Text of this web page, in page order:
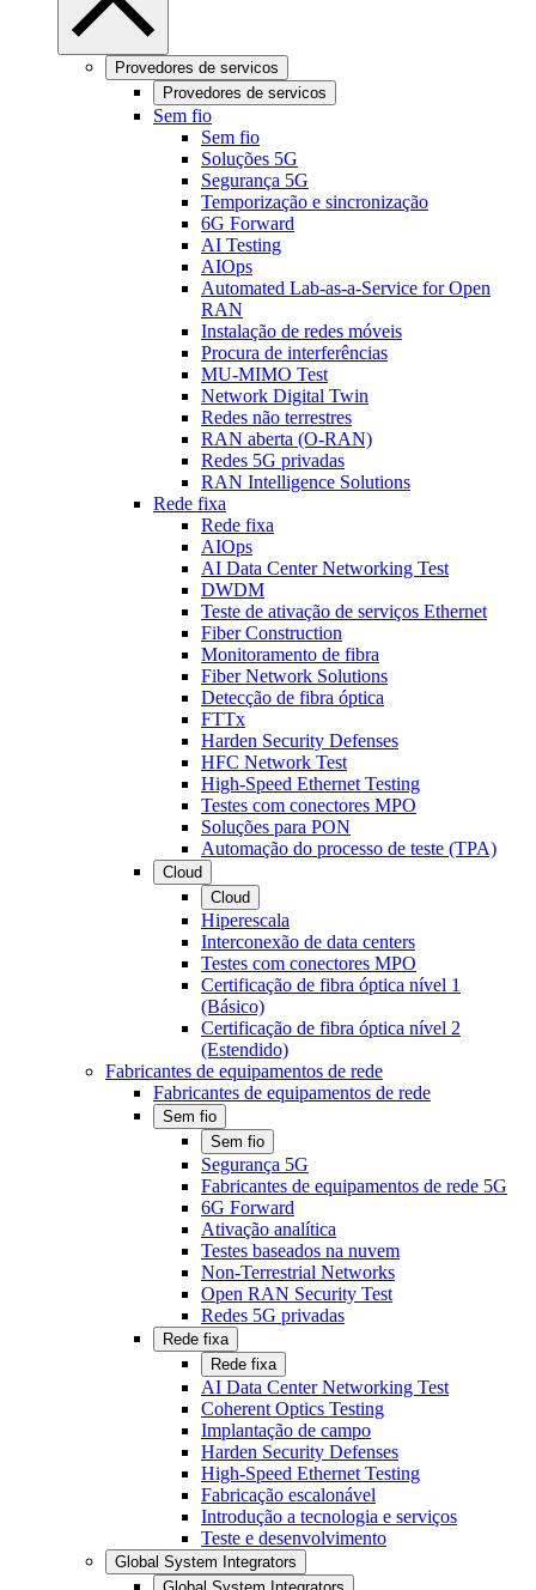
Provedores de servicos
Provedores de servicos
Sem fio
Sem fio
Soluções 5G
Segurança 5G
Temporização e sincronização
6G Forward
AI Testing
AIOps
Automated Lab-as-a-Service for Open
RAN
Instalação de redes móveis
Procura de interferências
MU-MIMO Test
Network Digital Twin
Redes não terrestres
RAN aberta (O-RAN)
Redes 5G privadas
RAN Intelligence Solutions
Rede fixa
Rede fixa
AIOps
AI Data Center Networking Test
DWDM
Teste de ativação de serviços Ethernet
Fiber Construction
Monitoramento de fibra
Fiber Network Solutions
Detecção de fibra óptica
FTTx
Harden Security Defenses
HFC Network Test
High-Speed Ethernet Testing
Testes com conectores MPO
Soluções para PON
Automação do processo de teste (TPA)
Cloud
Cloud
Hiperescala
Interconexão de data centers
Testes com conectores MPO
Certificação de fibra óptica nível 1
(Básico)
Certificação de fibra óptica nível 2
(Estendido)
Fabricantes de equipamentos de rede
Fabricantes de equipamentos de rede
Sem fio
Sem fio
Segurança 5G
Fabricantes de equipamentos de rede 5G
6G Forward
Ativação analítica
Testes baseados na nuvem
Non-Terrestrial Networks
Open RAN Security Test
Redes 5G privadas
Rede fixa
Rede fixa
AI Data Center Networking Test
Coherent Optics Testing
Implantação de campo
Harden Security Defenses
High-Speed Ethernet Testing
Fabricação escalonável
Introdução a tecnologia e serviços
Teste e desenvolvimento
Global System Integrators